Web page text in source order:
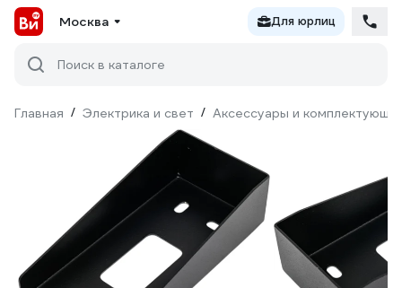
Москва Для юрлиц
Поиск в каталоге
Главная / Электрика и свет / Аксессуары и